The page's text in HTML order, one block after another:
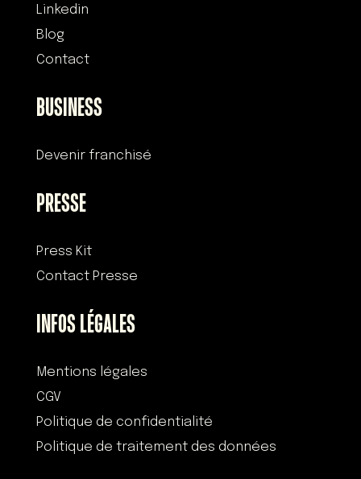
Linkedin
Blog
Contact
BUSINESS
Devenir franchisé
PRESSE
Press Kit
Contact Presse
INFOS LÉGALES
Mentions légales
CGV
Politique de confidentialité
Politique de traitement des données